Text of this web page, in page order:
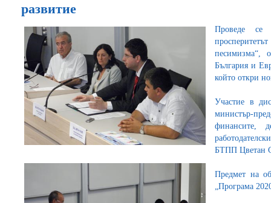
развитие
Проведе се
песимизма“,
България и
който откри
Участие в
министър-
финансите,
БТПП Цветан
Предмет на
„Програма